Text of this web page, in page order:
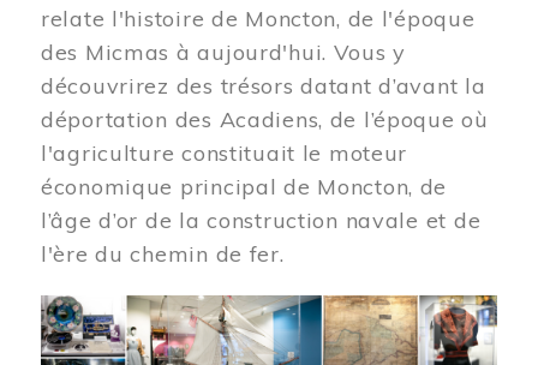
relate l'histoire de Moncton, de l'époque
des Micmas à aujourd'hui. Vous y
découvrirez des trésors datant d’avant la
déportation des Acadiens, de l’époque où
l'agriculture constituait le moteur
économique principal de Moncton, de
l’âge d’or de la construction navale et de
l'ère du chemin de fer.